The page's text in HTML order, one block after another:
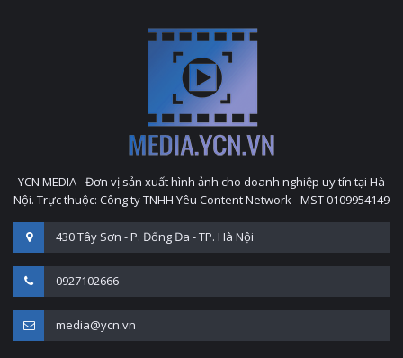
YCN MEDIA - Đơn vị sản xuất hình ảnh cho doanh nghiệp uy tín tại Hà
Nội. Trực thuộc: Công ty TNHH Yêu Content Network - MST 0109954149
430 Tây Sơn - P. Đống Đa - TP. Hà Nội
0927102666
media@ycn.vn